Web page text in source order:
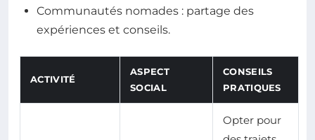
Communautés nomades : partage des
expériences et conseils.
ACTIVITÉ
ASPECT
SOCIAL
CONSEILS
PRATIQUES
Opter pour